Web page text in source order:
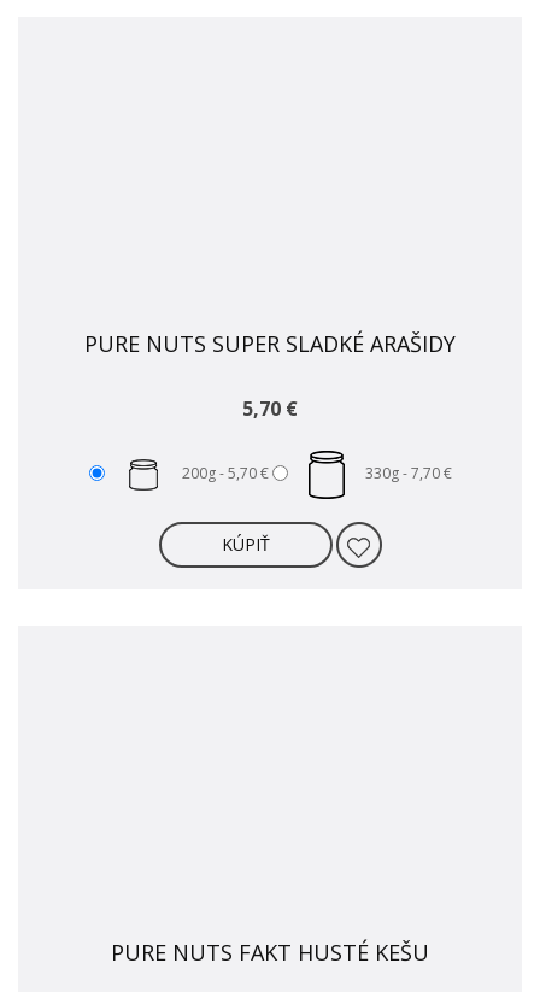
PURE NUTS SUPER SLADKÉ ARAŠIDY
5,70 €
200g -5,70 € 330g -7,70 €
KÚPIŤ
PURE NUTS FAKT HUSTÉ KEŠU